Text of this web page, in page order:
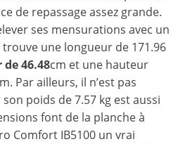
de repassage assez grande.
ses mensurations avec un
une longueur de 171.96
46.48cm et une hauteur
Par ailleurs, il n’est pas
poids de 7.57 kg est aussi
font de la planche à
Comfort IB5100 un vrai